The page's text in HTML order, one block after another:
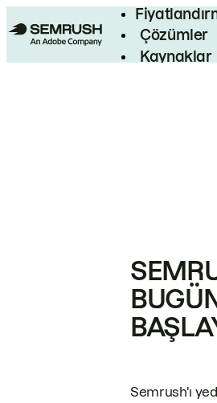
Çözümler
Kaynaklar
BUGÜN
Semrush'ı